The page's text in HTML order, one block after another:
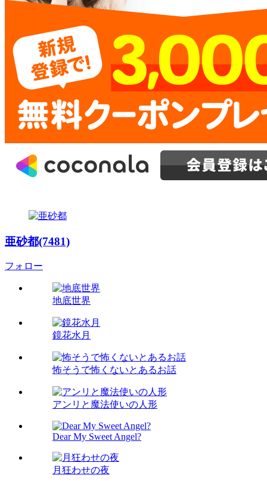
亜砂都(7481)
フォロー
地底世界
鏡花水月
怖そうで怖くないとあるお話
アンリと魔法使いの人形
Dear My Sweet Angel?
月狂わせの夜